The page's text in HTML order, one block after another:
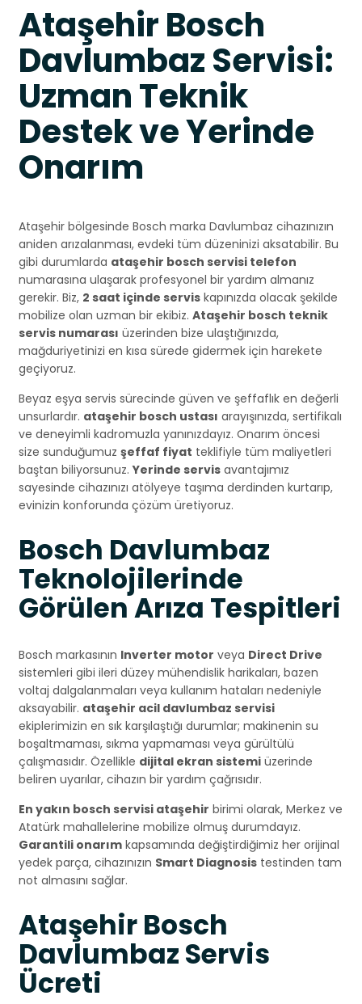
Ataşehir Bosch
Davlumbaz Servisi:
Uzman Teknik
Destek ve Yerinde
Onarım
Ataşehir bölgesinde Bosch marka Davlumbaz cihazınızın
aniden arızalanması, evdeki tüm düzeninizi aksatabilir. Bu
gibi durumlarda ataşehir bosch servisi telefon
numarasına ulaşarak profesyonel bir yardım almanız
gerekir. Biz, 2 saat içinde servis kapınızda olacak şekilde
mobilize olan uzman bir ekibiz. Ataşehir bosch teknik
servis numarası üzerinden bize ulaştığınızda,
mağduriyetinizi en kısa sürede gidermek için harekete
geçiyoruz.
Beyaz eşya servis sürecinde güven ve şeffaflık en değerli
unsurlardır. ataşehir bosch ustası arayışınızda, sertifikalı
ve deneyimli kadromuzla yanınızdayız. Onarım öncesi
size sunduğumuz şeffaf fiyat teklifiyle tüm maliyetleri
baştan biliyorsunuz.Yerinde servis avantajımız
sayesinde cihazınızı atölyeye taşıma derdinden kurtarıp,
evinizin konforunda çözüm üretiyoruz.
Bosch Davlumbaz
Teknolojilerinde
Görülen Arıza Tespitleri
Bosch markasının Inverter motor veya Direct Drive
sistemleri gibi ileri düzey mühendislik harikaları, bazen
voltaj dalgalanmaları veya kullanım hataları nedeniyle
aksayabilir. ataşehir acil davlumbaz servisi
ekiplerimizin en sık karşılaştığı durumlar; makinenin su
boşaltmaması, sıkma yapmaması veya gürültülü
çalışmasıdır. Özellikle dijital ekran sistemi üzerinde
beliren uyarılar, cihazın bir yardım çağrısıdır.
En yakın bosch servisi ataşehir birimi olarak, Merkez ve
Atatürk mahallelerine mobilize olmuş durumdayız.
Garantili onarım kapsamında değiştirdiğimiz her orijinal
yedek parça, cihazınızın Smart Diagnosis testinden tam
not almasını sağlar.
Ataşehir Bosch
Davlumbaz Servis
Ücreti